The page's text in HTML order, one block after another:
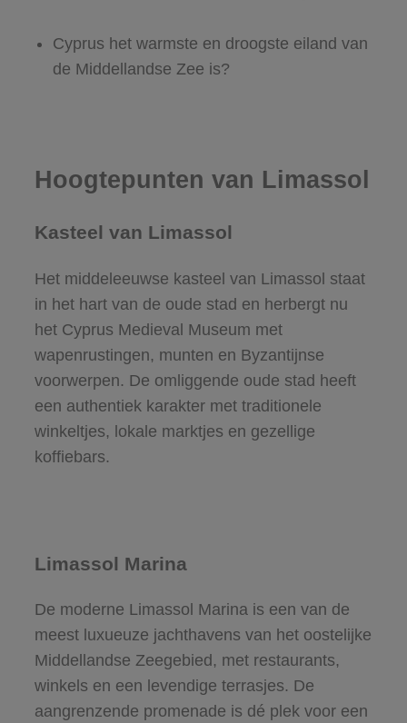
Cyprus het warmste en droogste eiland van
de Middellandse Zee is?
Hoogtepunten van Limassol
Kasteel van Limassol
Het middeleeuwse kasteel van Limassol staat
in het hart van de oude stad en herbergt nu
het Cyprus Medieval Museum met
wapenrustingen, munten en Byzantijnse
voorwerpen. De omliggende oude stad heeft
een authentiek karakter met traditionele
winkeltjes, lokale marktjes en gezellige
koffiebars.
Limassol Marina
De moderne Limassol Marina is een van de
meest luxueuze jachthavens van het oostelijke
Middellandse Zeegebied, met restaurants,
winkels en een levendige terrasjes. De
aangrenzende promenade is dé plek voor een